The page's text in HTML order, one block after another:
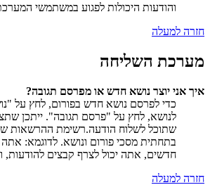
והודעות היכולות לפגוע במשתמשי
חזרה למעלה
מערכת השליחה
איך אני יוצר נושא חדש או מפרסם תגובה?
כדי לפרסם נושא חדש בפורום, לחץ על
לנושא, לחץ על "פרסם תגובה". ייתכן
שתוכל לשלוח הודעה.רשימת ההרשאות
בתחתית מסכי פורום ונושא. לדוגמא: אתה
חדשים, אתה יכול לצרף קבצים להודעות,
חזרה למעלה